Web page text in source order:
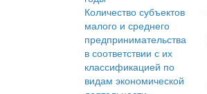
Количество субъектов
малого и среднего
предпринимательства
в соответствии с их
классификацией по
видам экономической